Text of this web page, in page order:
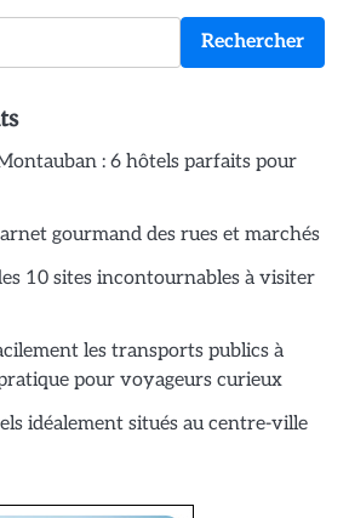
Rechercher
: 6 hôtels parfaits pour
gourmand des rues et marchés
10 sites incontournables à visiter
les transports publics à
pour voyageurs curieux
idéalement situés au centre-ville